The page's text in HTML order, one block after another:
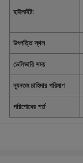
হাইলাইট:
উৎপত্তি স্থল
ডেলিভারি সময়
ন্যূনতম চাহিদার পরিমাণ
পরিশোধের শর্ত